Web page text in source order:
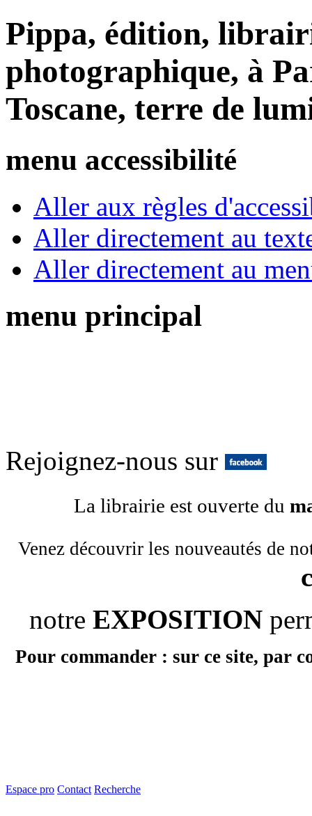
Pippa, édition,
photographique, à
Toscane, terre de
menu accessibilité
Aller aux règles
Aller directement au
Aller directement au
menu principal
Rejoignez-nous sur
La librairie est ouverte du
Venez découvrir les nouveautés de
notre EXPOSITION
Pour commander : sur ce site, par
Espace pro Contact Recherche